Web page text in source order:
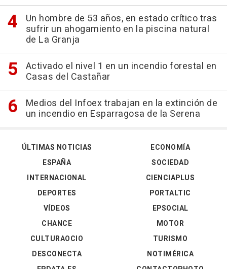
Un hombre de 53 años, en estado crítico tras
sufrir un ahogamiento en la piscina natural
de La Granja
Activado el nivel 1 en un incendio forestal en
Casas del Castañar
Medios del Infoex trabajan en la extinción de
un incendio en Esparragosa de la Serena
ÚLTIMAS NOTICIAS
ESPAÑA
INTERNACIONAL
DEPORTES
VÍDEOS
ECONOMÍA
SOCIEDAD
CIENCIAPLUS
PORTALTIC
EPSOCIAL
CHANCE
CULTURAOCIO
DESCONECTA
MOTOR
TURISMO
NOTIMÉRICA